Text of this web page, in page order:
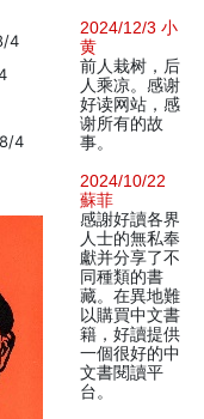
4
4
2024/12/3 小
黄
前人栽树，后
人乘凉。感谢
好读网站，感
谢所有的故
事。
2024/10/22
蘇菲
感謝好讀各界
人士的無私奉
獻并分享了不
同種類的書
藏。在異地難
以購買中文書
籍，好讀提供
一個很好的中
文書閱讀平
台。